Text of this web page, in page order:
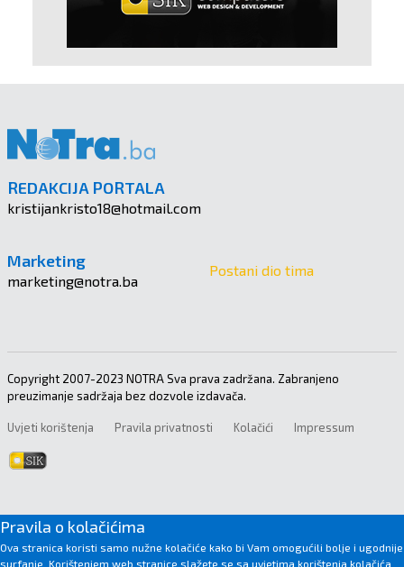
REDAKCIJA PORTALA
kristijankristo18@hotmail.com
Marketing
marketing@notra.ba
Postani dio tima
Copyright 2007-2023 NOTRA Sva prava zadržana. Zabranjeno
preuzimanje sadržaja bez dozvole izdavača.
Uvjeti korištenja Pravila privatnosti Kolačići Impressum
Pravila o kolačićima
Ova stranica koristi samo nužne kolačiće kako bi Vam omogućili bolje i ugodnije
surfanje. Korištenjem web stranice slažete se sa uvjetima korištenja kolačića.